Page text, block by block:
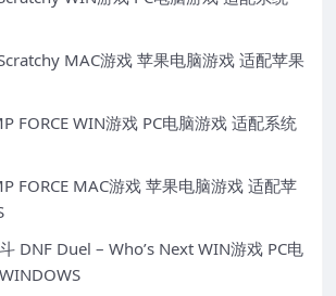
MAC游戏 苹果电脑游戏 适配苹果
FORCE WIN游戏 PC电脑游戏 适配系统
FORCE MAC游戏 苹果电脑游戏 适配苹
DNF Duel – Who’s Next WIN游戏 PC电